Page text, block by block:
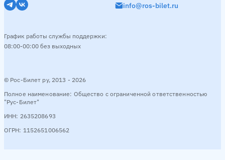
© Рос-Билет ру, 2013 - 2026
Полное наименование: Общество с ограниченной ответственностью
"Рус-Билет"
ИНН: 2635208693
ОГРН: 1152651006562
info@ros-bilet.ru
График работы службы поддержки:
08:00-00:00 без выходных